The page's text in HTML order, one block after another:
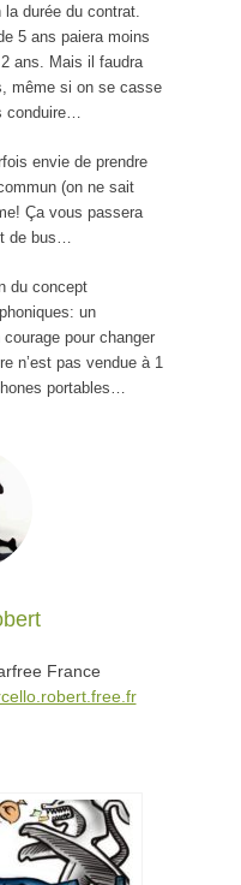
durée du contrat.
5 ans paiera moins
ans. Mais il faudra
même si on se casse
conduire…
envie de prendre
(on ne sait
Ça vous passera
de bus…
du concept
un
pour changer
n’est pas vendue à 1
portables…
France